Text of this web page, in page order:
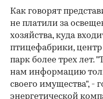
Как говорят
не платили за
хозяйства, куда
птицефабрики,
парк более трех лет.
нам информацию
своего имущества", -
энергетической